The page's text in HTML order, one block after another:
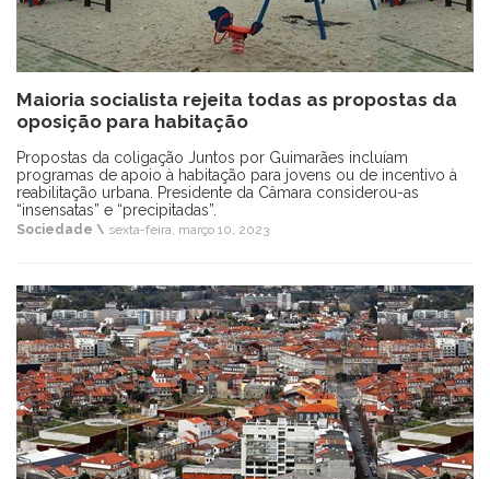
Maioria socialista rejeita todas as propostas da
oposição para habitação
Propostas da coligação Juntos por Guimarães incluíam
programas de apoio à habitação para jovens ou de incentivo à
reabilitação urbana. Presidente da Câmara considerou-as
“insensatas” e “precipitadas”.
Sociedade \ sexta-feira, março 10, 2023